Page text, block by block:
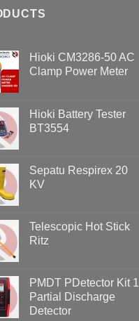
Hioki CM3286-50 AC
Clamp Power Meter
Hioki Battery Tester
BT3554
Sepatu Respirex 20
KV
Telescopic Hot Stick
Ritz
PMDT PDetector Kit 1
Partial Discharge
Detector